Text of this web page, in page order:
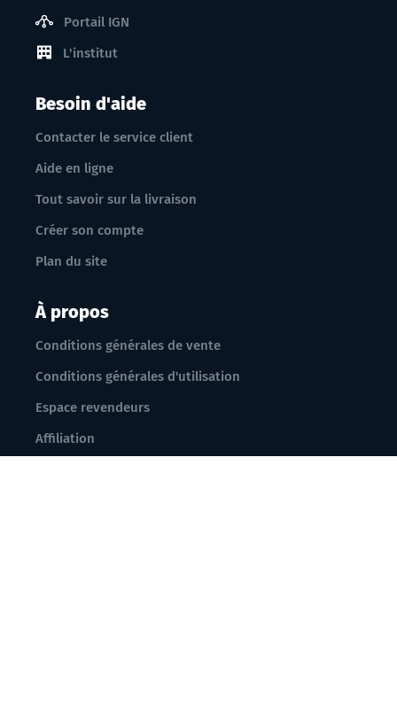
Portail IGN
L'institut
Besoin d'aide
Contacter le service client
Aide en ligne
Tout savoir sur la livraison
Créer son compte
Plan du site
À propos
Conditions générales de vente
Conditions générales d'utilisation
Espace revendeurs
Affiliation